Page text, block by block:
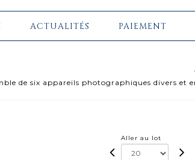
ACTUALITÉS PAIEMENT
de six appareils photographiques divers et
Aller au lot